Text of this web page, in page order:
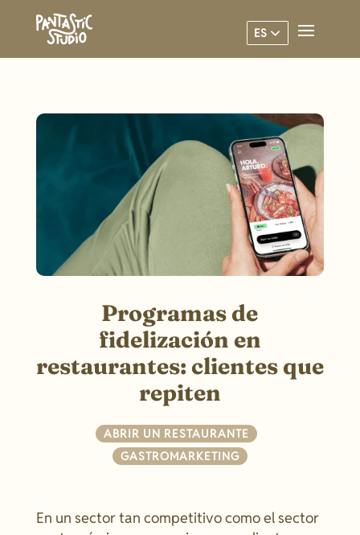
ES
Programas de
fidelización en
restaurantes: clientes que
repiten
ABRIR UN RESTAURANTE
GASTROMARKETING
En un sector tan competitivo como el sector